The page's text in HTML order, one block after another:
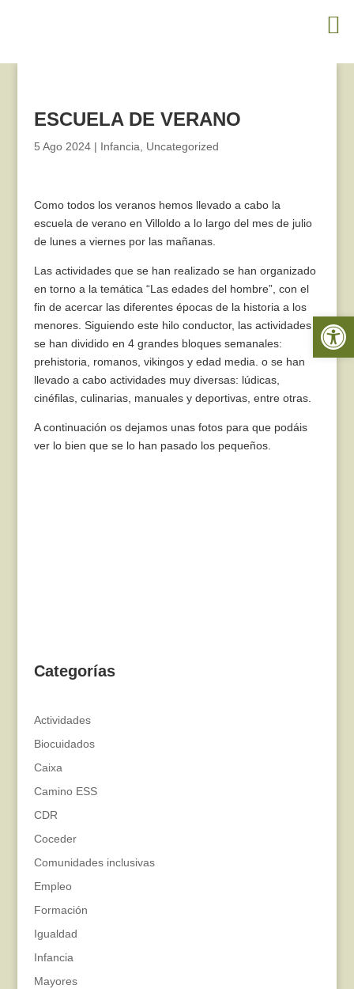
ESCUELA DE VERANO
5 Ago 2024| Infancia Uncategorized
Como todos los veranos hemos llevado a cabo la
escuela de verano en Villoldo a lo largo del mes de julio
de lunes a viernes por las mañanas.
Las actividades que se han realizado se han organizado
en torno a la temática “Las edades del hombre”, con el
fin de acercar las diferentes épocas de la historia a los
menores. Siguiendo este hilo conductor, las actividades
se han dividido en 4 grandes bloques semanales:
prehistoria, romanos, vikingos y edad media. o se han
llevado a cabo actividades muy diversas: lúdicas,
cinéfilas, culinarias, manuales y deportivas, entre otras.
A continuación os dejamos unas fotos para que podáis
ver lo bien que se lo han pasado los pequeños.
Categorías
Actividades
Biocuidados
Caixa
Camino ESS
CDR
Coceder
Comunidades inclusivas
Empleo
Formación
Igualdad
Infancia
Mayores
Abrir